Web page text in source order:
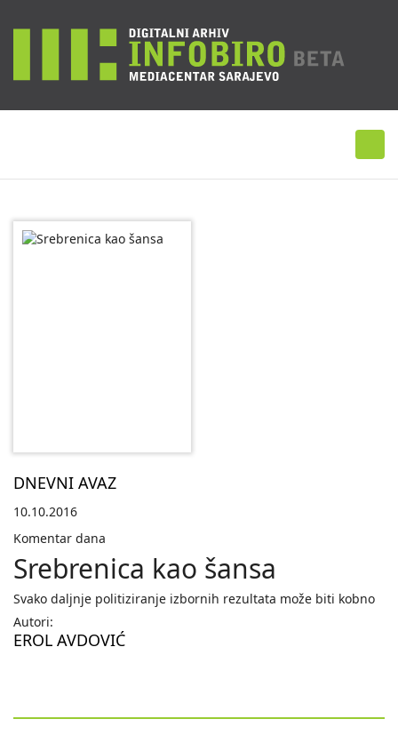
DNEVNI AVAZ
10.10.2016
Komentar dana
Srebrenica kao šansa
Svako daljnje politiziranje izbornih rezultata može biti kobno
Autori:
EROL AVDOVIĆ